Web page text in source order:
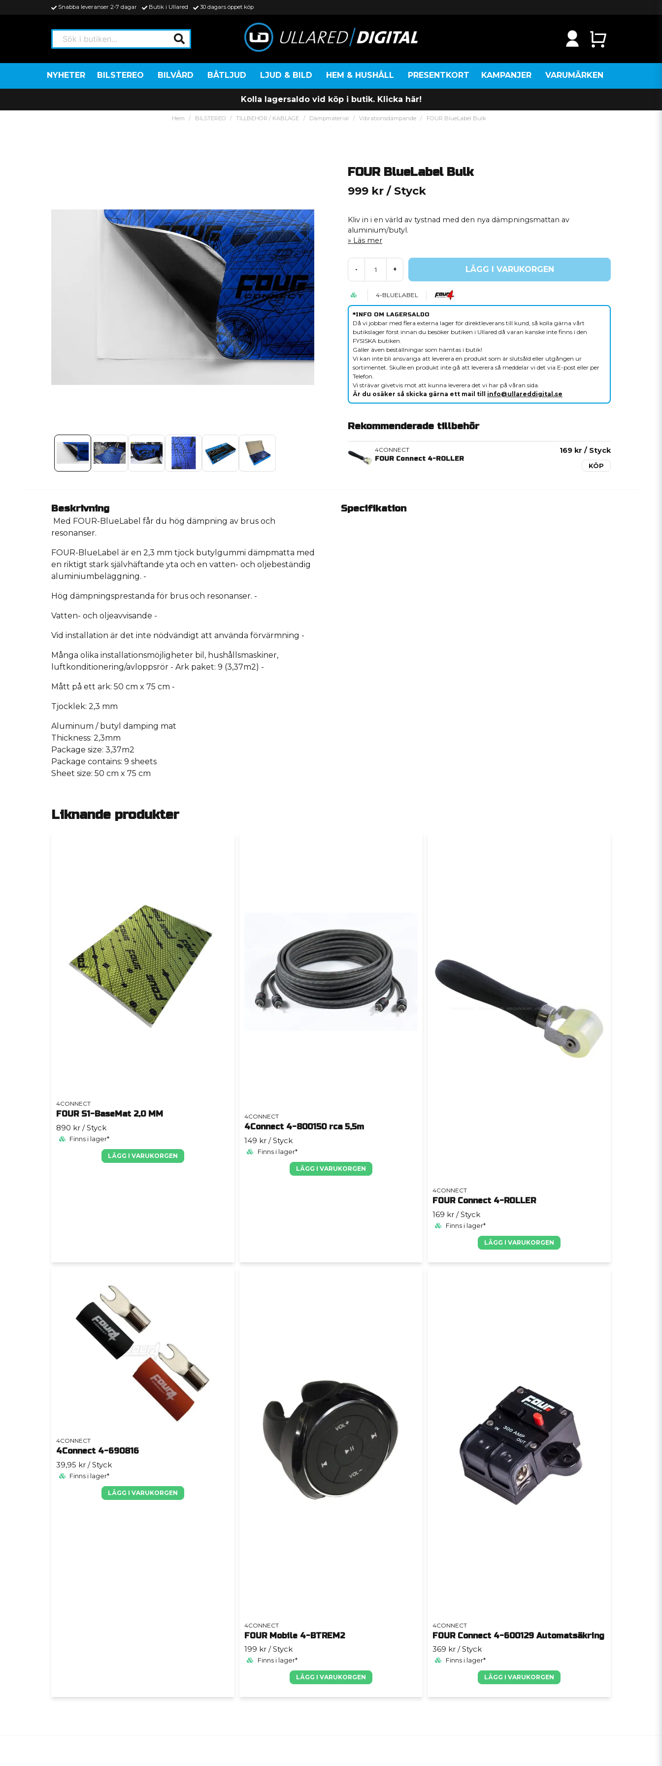
Snabba leveranser 2-7 dagar Butik i Ullared 30 dagars öppet köp
Sök i butiken...
NYHETER BILSTEREO BILVÅRD BÅTLJUD LJUD & BILD HEM & HUSHÅLL PRESENTKORT KAMPANJER VARUMÄRKEN
Kolla lagersaldo vid köp i butik. Klicka här!
Hem BILSTEREO TILLBEHÖR / KABLAGE Dämpmaterial Vibrationsdämpande FOUR BlueLabel Bulk
FOUR BlueLabel Bulk
999 kr / Styck
Kliv in i en värld av tystnad med den nya dämpningsmattan av
aluminium/butyl.
Läs mer
- + LÄGG I VARUKORGEN
4-BLUELABEL
*INFO OM LAGERSALDO
Då vi jobbar med flera externa lager för direktleverans till kund, så kolla gärna vårt
butikslager först innan du besöker butiken i Ullared då varan kanske inte finns i den
FYSISKA butiken.
Gäller även beställningar som hämtas i butik!
Vi kan inte bli ansvariga att leverera en produkt som är slutsåld eller utgången ur
sortimentet. Skulle en produkt inte gå att leverera så meddelar vi det via E-post eller per
Telefon.
Vi strävar givetvis mot att kunna leverera det vi har på våran sida.
Är du osäker så skicka gärna ett mail till info@ullareddigital.se
Rekommenderade tillbehör
4CONNECT
FOUR Connect 4-ROLLER
169 kr / Styck
KÖP
Beskrivning
Med FOUR-BlueLabel får du hög dämpning av brus och
resonanser.
FOUR-BlueLabel är en 2,3 mm tjock butylgummi dämpmatta med
en riktigt stark självhäftande yta och en vatten- och oljebeständig
aluminiumbeläggning. -
Hög dämpningsprestanda för brus och resonanser. -
Vatten- och oljeavvisande -
Vid installation är det inte nödvändigt att använda förvärmning -
Många olika installationsmöjligheter bil, hushållsmaskiner,
luftkonditionering/avloppsrör - Ark paket: 9 (3,37m2) -
Mått på ett ark: 50 cm x 75 cm -
Tjocklek: 2,3 mm
Aluminum / butyl damping mat
Thickness: 2,3mm
Package size: 3,37m2
Package contains: 9 sheets
Sheet size: 50 cm x 75 cm
Specifikation
Liknande produkter
4CONNECT
FOUR S1-BaseMat 2,0 MM
890 kr / Styck
Finns i lager*
LÄGG I VARUKORGEN
4CONNECT
4Connect 4-800150 rca 5,5m
149 kr / Styck
Finns i lager*
LÄGG I VARUKORGEN
4CONNECT
FOUR Connect 4-ROLLER
169 kr / Styck
Finns i lager*
LÄGG I VARUKORGEN
4CONNECT
4Connect 4-690816
39,95 kr / Styck
Finns i lager*
LÄGG I VARUKORGEN
4CONNECT
FOUR Mobile 4-BTREM2
199 kr / Styck
Finns i lager*
LÄGG I VARUKORGEN
4CONNECT
FOUR Connect 4-600129 Automatsäkring
369 kr / Styck
Finns i lager*
LÄGG I VARUKORGEN